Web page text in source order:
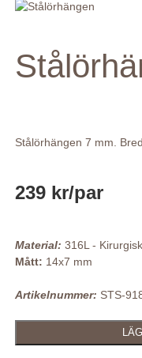
Stålörhängen 7 mm.
239 kr/par
Material: 316L -
Mått: 14x7 mm
Artikelnummer: STS-